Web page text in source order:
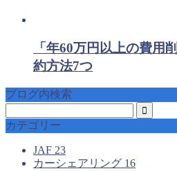
「年60万円以上の費用
約方法7つ
ブログ内検索
カテゴリー
JAF 23
カーシェアリング 16